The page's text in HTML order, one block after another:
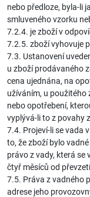
nebo předloze, byla-li
smluveného vzorku
7.2.4. je zboží v
7.2.5. zboží vyhovuje
7.3. Ustanovení
u zboží prodávaného
cena ujednána, na
užíváním, u použitého
nebo opotřebení,
vyplývá-li to z povahy
7.4. Projeví-li se vada
to, že zboží bylo
právo z vady, která se
čtyř měsíců od
7.5. Práva z vadného
adrese jeho